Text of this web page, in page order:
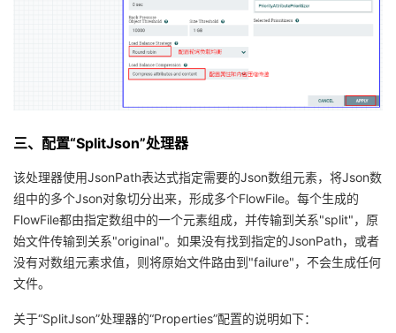
三、​​​​​​​配置“SplitJson”处理器
该处理器使用JsonPath表达式指定需要的Json数组元素，将Json数
组中的多个Json对象切分出来，形成多个FlowFile。每个生成的
FlowFile都由指定数组中的一个元素组成，并传输到关系"split"，原
始文件传输到关系"original"。如果没有找到指定的JsonPath，或者
没有对数组元素求值，则将原始文件路由到"failure"，不会生成任何
文件。
关于“SplitJson”处理器的“Properties”配置的说明如下：